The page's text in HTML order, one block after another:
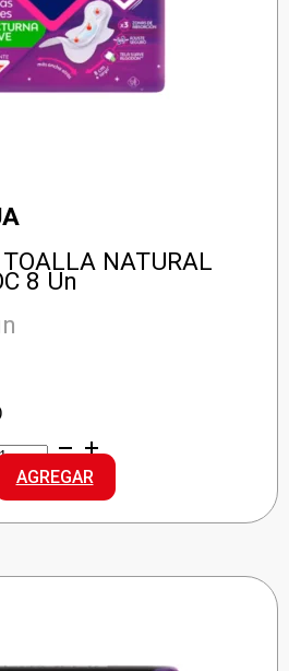
NATURAL
8 Un
NATURAL
AGREGAR